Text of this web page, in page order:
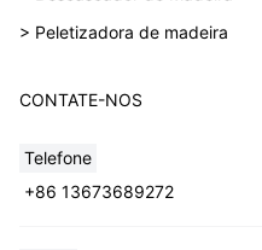
> Peletizadora de madeira
CONTATE-NOS
Telefone
+86 13673689272